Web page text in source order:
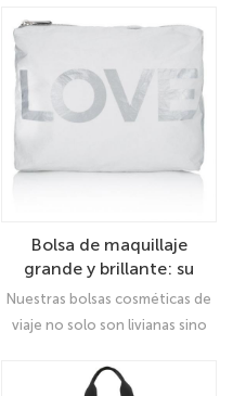
compañero de viaje: transforma
en un elegante embrague
plegable o una pulsera
espaciosa con nuestras
versátiles correas de muñeca
de moda, esta bolsa es
Bolsa de maquillaje
grande y brillante: su
bolsa con cremallera
perfecta para una
organización elegante
Nuestras bolsas cosméticas de
viaje no solo son livianas sino
salpicaduras y reciclables, lo que